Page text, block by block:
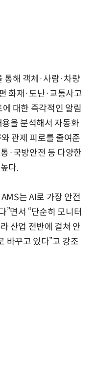
통해 객체·사람·차량
화재·도난·교통사고
대한 즉각적인 알림
을 분석해서 자동화
관제 피로를 줄여준
·국방안전 등 다양한
다.
는 AI로 가장 안전
”면서 “단순히 모니터
산업 전반에 걸쳐 안
바꾸고 있다”고 강조